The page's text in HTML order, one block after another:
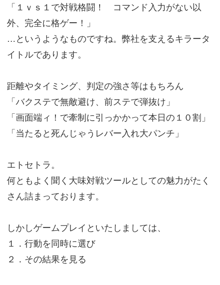
「１ｖｓ１で対戦格闘！ コマンド入力がない以
外、完全に格ゲー！」
…というようなものですね。弊社を支えるキラータ
イトルであります。
距離やタイミング、判定の強さ等はもちろん
「バクステで無敵避け、前ステで弾抜け」
「画面端ィ！で牽制に引っかかって本日の１０割」
「当たると死んじゃうレバー入れ大パンチ」
エトセトラ。
何ともよく聞く大味対戦ツールとしての魅力がたく
さん詰まっております。
しかしゲームプレイといたしましては、
１．行動を同時に選び
２．その結果を見る